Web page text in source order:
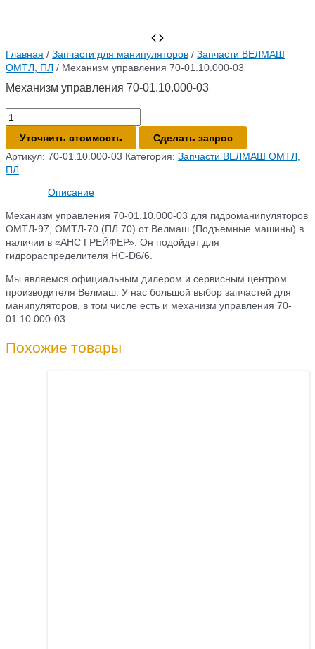
Главная / Запчасти для манипуляторов / Запчасти ВЕЛМАШ
ОМТЛ, ПЛ / Механизм управления 70-01.10.000-03
Механизм управления 70-01.10.000-03
Количество
товара
Механизм
управления
70-
Уточнить стоимость
Сделать запрос
Артикул: 70-01.10.000-03 Категория: Запчасти ВЕЛМАШ ОМТЛ,
ПЛ
Описание
Механизм управления 70-01.10.000-03 для гидроманипуляторов
ОМТЛ-97, ОМТЛ-70 (ПЛ 70) от Велмаш (Подъемные машины) в
наличии в «АНС ГРЕЙФЕР». Он подойдет для
гидрораспределителя HC-D6/6.
Мы являемся официальным дилером и сервисным центром
производителя Велмаш. У нас большой выбор запчастей для
манипуляторов, в том числе есть и механизм управления 70-
01.10.000-03.
Похожие товары